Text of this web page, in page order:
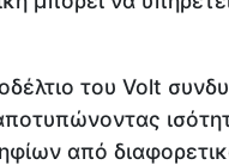
του Volt
από